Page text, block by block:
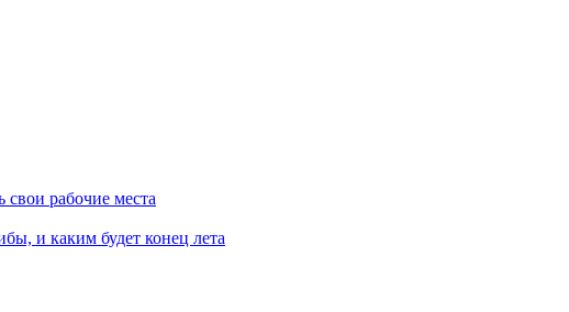
рабочие места
и каким будет конец лета